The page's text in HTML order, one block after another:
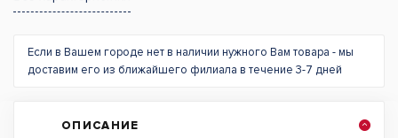
Если в Вашем городе нет в наличии нужного Вам товара - мы
доставим его из ближайшего филиала в течение 3-7 дней
ОПИСАНИЕ